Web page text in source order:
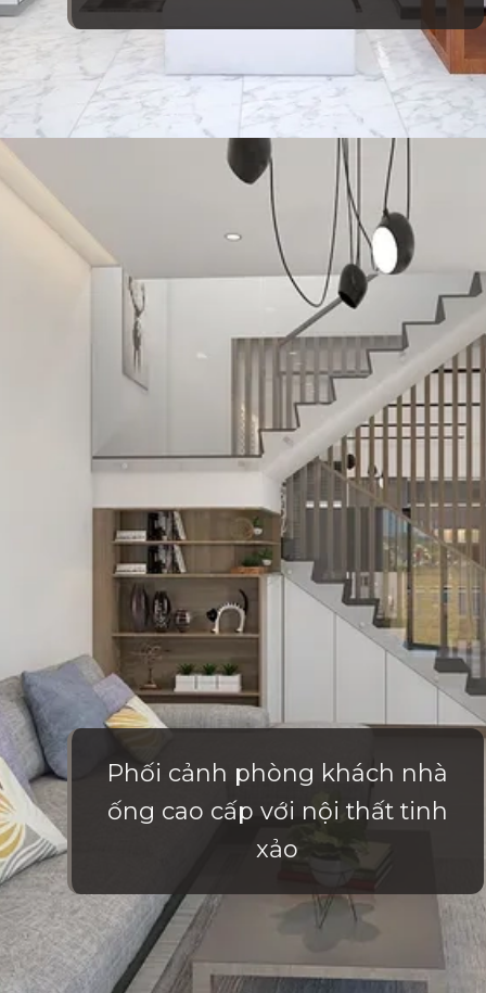
Phối cảnh phòng khách nhà
ống cao cấp với nội thất tinh
xảo